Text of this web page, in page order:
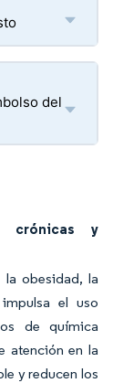
del
crónicas y
obesidad, la
el uso
de química
atención en la
y reducen los